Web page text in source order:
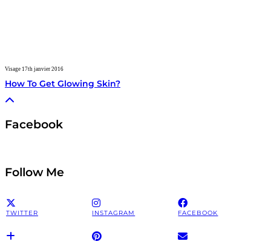
Visage 17th janvier 2016
How To Get Glowing Skin?
Facebook
Follow Me
TWITTER INSTAGRAM FACEBOOK